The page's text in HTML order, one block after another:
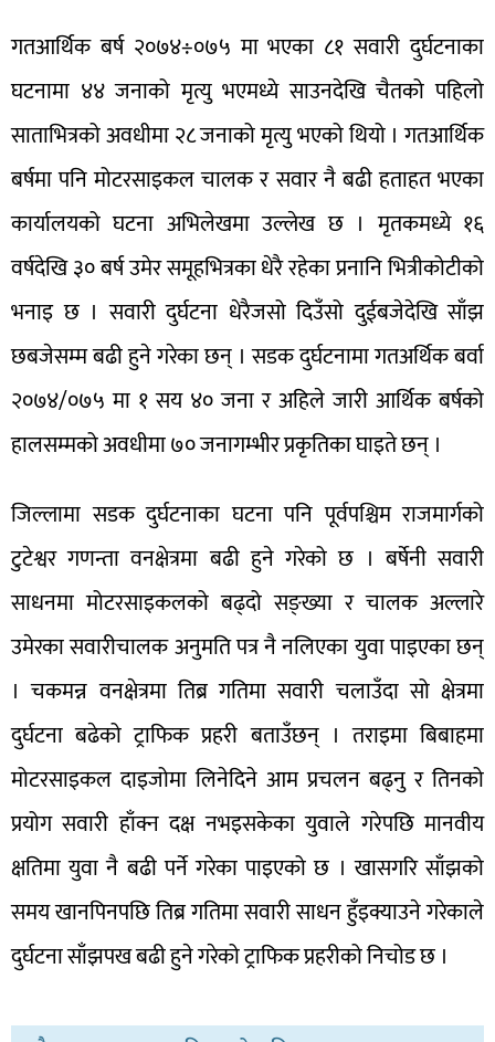
गतआर्थिक बर्ष २०७४÷०७५ मा भएका ८१ सवारी दुर्घटनाका
घटनामा ४४ जनाको मृत्यु भएमध्ये साउनदेखि चैतको पहिलो
साताभित्रको अवधीमा २८ जनाको मृत्यु भएको थियो । गतआर्थिक
बर्षमा पनि मोटरसाइकल चालक र सवार नै बढी हताहत भएका
कार्यालयको घटना अभिलेखमा उल्लेख छ । मृतकमध्ये १६
वर्षदेखि ३० बर्ष उमेर समूहभित्रका धेरै रहेका प्रनानि भित्रीकोटीको
भनाइ छ । सवारी दुर्घटना धेरैजसो दिउँसो दुईबजेदेखि साँझ
छबजेसम्म बढी हुने गरेका छन् । सडक दुर्घटनामा गतअर्थिक बर्वा
२०७४/०७५ मा १ सय ४० जना र अहिले जारी आर्थिक बर्षको
हालसम्मको अवधीमा ७० जनागम्भीर प्रकृतिका घाइते छन् ।
जिल्लामा सडक दुर्घटनाका घटना पनि पूर्वपश्चिम राजमार्गको
टुटेश्वर गणन्ता वनक्षेत्रमा बढी हुने गरेको छ । बर्षेनी सवारी
साधनमा मोटरसाइकलको बढ्दो सङ्ख्या र चालक अल्लारे
उमेरका सवारीचालक अनुमति पत्र नै नलिएका युवा पाइएका छन्
। चकमन्न वनक्षेत्रमा तिब्र गतिमा सवारी चलाउँदा सो क्षेत्रमा
दुर्घटना बढेको ट्राफिक प्रहरी बताउँछन् । तराइमा बिबाहमा
मोटरसाइकल दाइजोमा लिनेदिने आम प्रचलन बढ्नु र तिनको
प्रयोग सवारी हाँक्न दक्ष नभइसकेका युवाले गरेपछि मानवीय
क्षतिमा युवा नै बढी पर्ने गरेका पाइएको छ । खासगरि साँझको
समय खानपिनपछि तिब्र गतिमा सवारी साधन हुँइक्याउने गरेकाले
दुर्घटना साँझपख बढी हुने गरेको ट्राफिक प्रहरीको निचोड छ ।